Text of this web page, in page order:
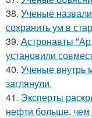
38. Ученые
сохранить ум в
39. Астронавты
установили
40. Ученые внутрь
заглянули.
41. Эксперты
нефти больше, чем